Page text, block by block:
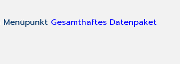
Menüpunkt Gesamthaftes Datenpaket